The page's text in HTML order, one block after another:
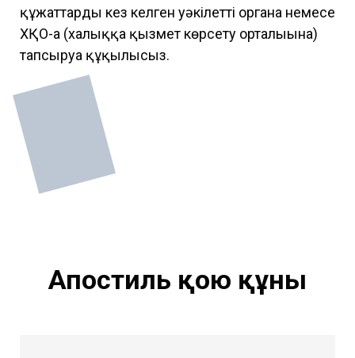
құжаттарды кез келген уәкілетті органға немесе
ХҚО-ға (халыққа қызмет көрсету орталығына)
тапсыруға құқылысыз.
Апостиль қою құны